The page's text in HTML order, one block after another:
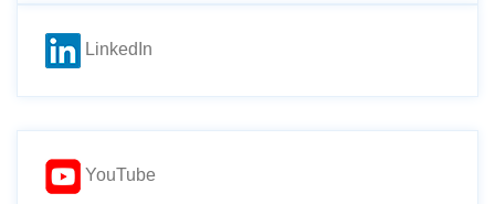
LinkedIn
YouTube